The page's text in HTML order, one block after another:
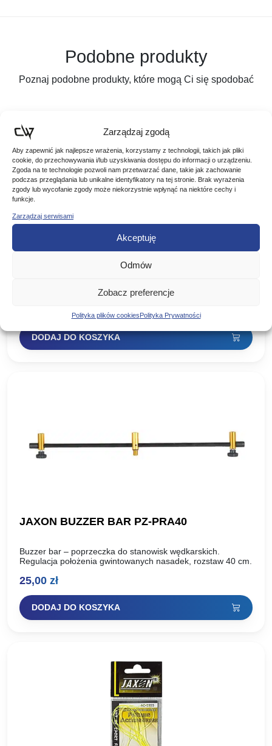
Zarządzaj zgodą
Aby zapewnić jak najlepsze wrażenia, korzystamy z technologii, takich jak pliki
cookie, do przechowywania i/lub uzyskiwania dostępu do informacji o urządzeniu.
Zgoda na te technologie pozwoli nam przetwarzać dane, takie jak zachowanie
podczas przeglądania lub unikalne identyfikatory na tej stronie. Brak wyrażenia
zgody lub wycofanie zgody może niekorzystnie wpłynąć na niektóre cechy i
funkcje.
Zarządzaj serwisami
Akceptuję
Odmów
Zobacz preferencje
Polityka plików cookiesPolityka Prywatności
Podobne produkty
Poznaj podobne produkty, które mogą Ci się spodobać
JAXON BEZPIECZNY KLIPS AC-PC028
Bezpieczny klips firmy jaxon. Nr kat: ac-pc028
DODAJ DO KOSZYKA
JAXON BUZZER BAR PZ-PRA40
Buzzer bar – poprzeczka do stanowisk wędkarskich.
Regulacja położenia gwintowanych nasadek, rozstaw 40 cm.
25,00 zł
DODAJ DO KOSZYKA